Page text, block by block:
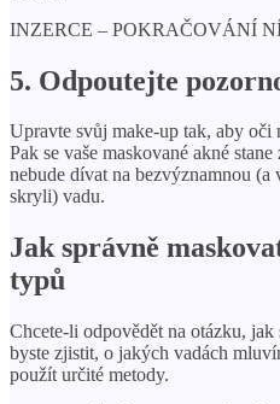
INZERCE – POKRAČOVÁNÍ
5. Odpoutejte
Upravte svůj make-up tak, aby oči
Pak se vaše maskované akné
nebude dívat na bezvýznamnou (a
skryli) vadu.
Jak správně
typů
Chcete-li odpovědět na otázku,
byste zjistit, o jakých vadách
použít určité metody.